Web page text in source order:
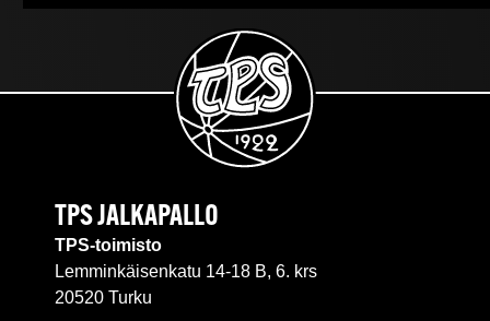
TPS JALKAPALLO
TPS-toimisto
Lemminkäisenkatu 14-18 B, 6. krs
20520 Turku